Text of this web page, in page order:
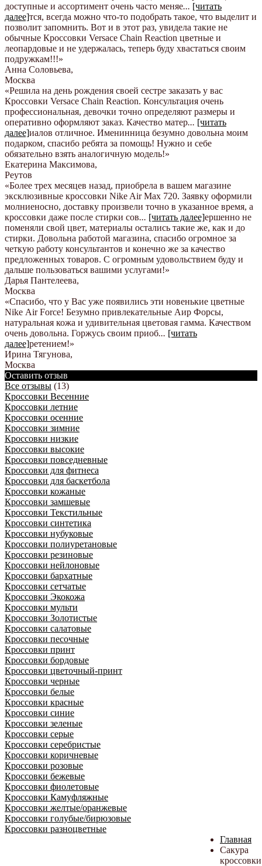
доступные и ассортимент очень часто меняе... [читать
далее]тся, всегда можно что-то подобрать такое, что выделит и
позволит запомнить. Вот и в этот раз, увидела такие не
обычные Кроссовки Versace Chain Reaction цветные и
леопардовые и не удержалась, теперь буду хвастаться своим
подружкам!!!»
Анна Соловьева,
Москва
«Решила на день рождения своей сестре заказать у вас
Кроссовки Versace Chain Reaction. Консультация очень
профессиональная, девочки точно определяют размеры и
оперативно оформляют заказ. Качество матер... [читать
далее]иалов отличное. Именинница безумно довольна моим
подарком, спасибо ребята за помощь! Нужно и себе
обязательно взять аналогичную модель!»
Екатерина Максимова,
Реутов
«Более трех месяцев назад, приобрела в вашем магазине
эксклюзивные кроссовки Nike Air Max 720. Заявку оформили
молниеносно, доставку произвели точно в указанное время, а
кроссовки даже после стирки сов... [читать далее]ершенно не
поменяли свой цвет, материалы остались такие же, как и до
стирки. Довольна работой магазина, спасибо огромное за
четкую работу консультантов и конечно же за качество
предложенных товаров. С огромным удовольствием буду и
дальше пользоваться вашими услугами!»
Дарья Пантелеева,
Москва
«Спасибо, что у Вас уже появились эти новенькие цветные
Nike Аir Force! Безумно привлекательные Аир Форсы,
натуральная кожа и удивительная цветовая гамма. Качеством
очень довольна. Горжусь своим приоб... [читать
далее]ретением!»
Ирина Тягунова,
Москва
Оставить отзыв
Все отзывы (13)
Кроссовки Весенние
Кроссовки летние
Кроссовки осенние
Кроссовки зимние
Кроссовки низкие
Кроссовки высокие
Кроссовки повседневные
Кроссовки для фитнеса
Кроссовки для баскетбола
Кроссовки кожаные
Кроссовки замшевые
Кроссовки Текстильные
Кроссовки синтетика
Кроссовки нубуковые
Кроссовки полиуретановые
Кроссовки резиновые
Кроссовки нейлоновые
Кроссовки бархатные
Кроссовки сетчатые
Кроссовки Экокожа
Кроссовки мульти
Кроссовки Золотистые
Кроссовки салатовые
Кроссовки песочные
Кроссовки принт
Кроссовки бордовые
Кроссовки цветочный-принт
Кроссовки черные
Кроссовки белые
Кроссовки красные
Кроссовки синие
Кроссовки зеленые
Кроссовки серые
Кроссовки серебристые
Кроссовки коричневые
Кроссовки розовые
Кроссовки бежевые
Кроссовки фиолетовые
Кроссовки Камуфляжные
Кроссовки желтые/оранжевые
Кроссовки голубые/бирюзовые
Кроссовки разноцветные
Главная
Сакура
кроссовки